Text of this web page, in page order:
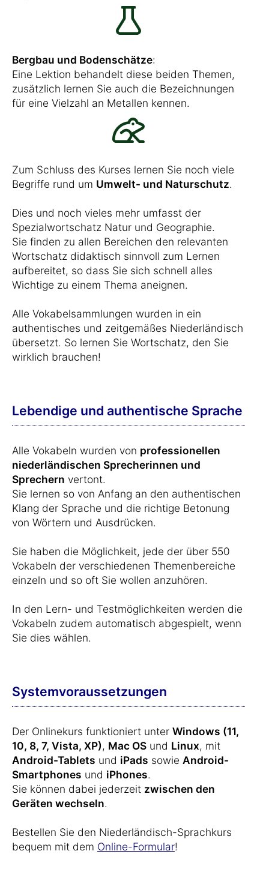
Bergbau und Bodenschätze:
Eine Lektion behandelt diese beiden Themen,
zusätzlich lernen Sie auch die Bezeichnungen
für eine Vielzahl an Metallen kennen.
Zum Schluss des Kurses lernen Sie noch viele
Begriffe rund um Umwelt- und Naturschutz.
Dies und noch vieles mehr umfasst der
Spezialwortschatz Natur und Geographie.
Sie finden zu allen Bereichen den relevanten
Wortschatz didaktisch sinnvoll zum Lernen
aufbereitet, so dass Sie sich schnell alles
Wichtige zu einem Thema aneignen.
Alle Vokabelsammlungen wurden in ein
authentisches und zeitgemäßes Niederländisch
übersetzt. So lernen Sie Wortschatz, den Sie
wirklich brauchen!
Lebendige und authentische Sprache
Alle Vokabeln wurden von professionellen
niederländischen Sprecherinnen und
Sprechern vertont.
Sie lernen so von Anfang an den authentischen
Klang der Sprache und die richtige Betonung
von Wörtern und Ausdrücken.
Sie haben die Möglichkeit, jede der über 550
Vokabeln der verschiedenen Themenbereiche
einzeln und so oft Sie wollen anzuhören.
In den Lern- und Testmöglichkeiten werden die
Vokabeln zudem automatisch abgespielt, wenn
Sie dies wählen.
Systemvoraussetzungen
Der Onlinekurs funktioniert unter Windows (11,
10, 8, 7, Vista, XP), Mac OS und Linux, mit
Android-Tablets und iPads sowie Android-
Smartphones und iPhones.
Sie können dabei jederzeit zwischen den
Geräten wechseln.
Bestellen Sie den Niederländisch-Sprachkurs
bequem mit dem Online-Formular!